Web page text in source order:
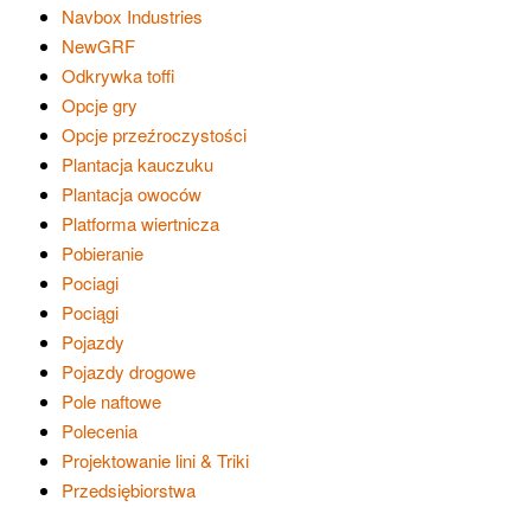
Navbox Industries
NewGRF
Odkrywka toffi
Opcje gry
Opcje przeźroczystości
Plantacja kauczuku
Plantacja owoców
Platforma wiertnicza
Pobieranie
Pociagi
Pociągi
Pojazdy
Pojazdy drogowe
Pole naftowe
Polecenia
Projektowanie lini & Triki
Przedsiębiorstwa